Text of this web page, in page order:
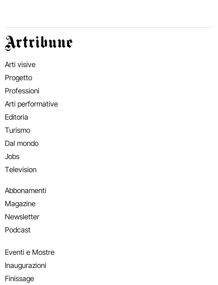
Artribune
Arti visive
Progetto
Professioni
Arti performative
Editoria
Turismo
Dal mondo
Jobs
Television
Abbonamenti
Magazine
Newsletter
Podcast
Eventi e Mostre
Inaugurazioni
Finissage